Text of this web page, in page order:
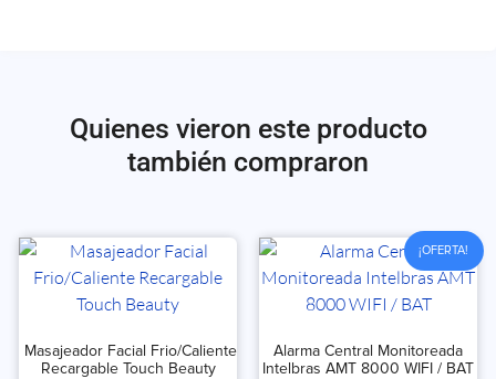
Quienes vieron este producto
también compraron
Masajeador Facial Frio/Caliente
Recargable Touch Beauty
¡OFERTA!
Alarma Central Monitoreada
Intelbras AMT 8000 WIFI / BAT